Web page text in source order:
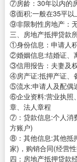
⑦房龄：30年以内的
⑧面积:一般在35平以
⑨非限制性房地产：
三、房地产抵押贷款
①身份信息：申请人
②婚姻信息:结婚证、
③信用报告：夫妻及
④房产证:抵押产证、
⑤流水:申请人及配偶
⑥企业资料:营业执照
章、法人章程
⑦：贷款信息:个人消
方账户)
⑧：其他信息:其他抵
家)，购销合同(经营
四：房地产抵押贷款